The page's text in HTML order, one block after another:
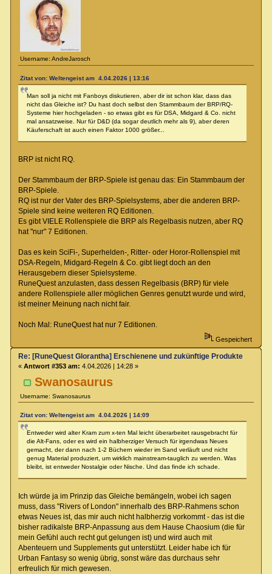
Username: AndreJarosch
Zitat von: Weltengeist am 4.04.2026 | 13:16
Man soll ja nicht mit Fanboys diskutieren, aber dir ist schon klar, dass das
nicht das Gleiche ist? Du hast doch selbst den Stammbaum der BRP/RQ-
Systeme hier hochgeladen - so etwas gibt es für DSA, Midgard & Co. nicht
mal ansatzweise. Nur für D&D (da sogar deutlich mehr als 9), aber deren
Käuferschaft ist auch einen Faktor 1000 größer...
BRP ist nicht RQ.
Der Stammbaum der BRP-Spiele ist genau das: Ein Stammbaum der
BRP-Spiele.
RQ ist nur der Vater des BRP-Spielsystems, aber die anderen BRP-
Spiele sind keine weiteren RQ Editionen.
Es gibt VIELE Rollenspiele die BRP als Regelbasis nutzen, aber RQ
hat "nur" 7 Editionen.
Das es kein SciFi-, Superhelden-, Ritter- oder Horor-Rollenspiel mit
DSA-Regeln, Midgard-Regeln & Co. gibt liegt doch an den
Herausgebern dieser Spielsysteme.
RuneQuest anzulasten, dass dessen Regelbasis (BRP) für viele
andere Rollenspiele aller möglichen Genres genutzt wurde und wird,
ist meiner Meinung nach nicht fair.
Noch Mal: RuneQuest hat nur 7 Editionen.
Gespeichert
Swanosaurus
Username: Swanosaurus
Re: [RuneQuest Glorantha] Erschienene und zukünftige Produkte
« Antwort #353 am: 4.04.2026 | 14:28 »
Zitat von: Weltengeist am 4.04.2026 | 14:09
Entweder wird alter Kram zum x-ten Mal leicht überarbeitet rausgebracht für
die Alt-Fans, oder es wird ein halbherziger Versuch für irgendwas Neues
gemacht, der dann nach 1-2 Büchern wieder im Sand verläuft und nicht
genug Material produziert, um wirklich mainstream-tauglich zu werden. Was
bleibt, ist entweder Nostalgie oder Nische. Und das finde ich schade.
Ich würde ja im Prinzip das Gleiche bemängeln, wobei ich sagen
muss, dass "Rivers of London" innerhalb des BRP-Rahmens schon
etwas Neues ist, das mir auch nicht halbherzig vorkommt - das ist die
bisher radikalste BRP-Anpassung aus dem Hause Chaosium (die für
mein Gefühl auch recht gut gelungen ist) und wird auch mit
Abenteuern und Supplements gut unterstützt. Leider habe ich für
Urban Fantasy so wenig übrig, sonst wäre das durchaus sehr
erfreulich für mich gewesen.